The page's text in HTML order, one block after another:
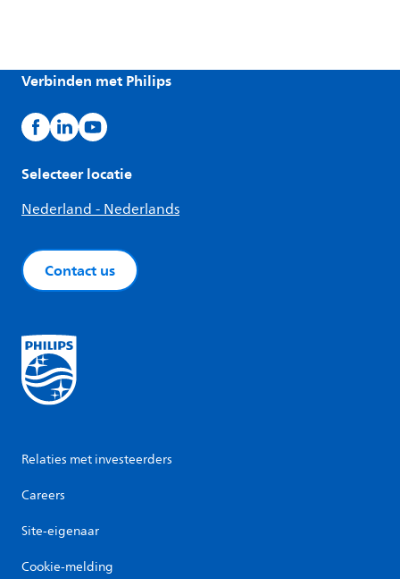
Verbinden met Philips
Selecteer locatie
Nederland - Nederlands
Contact us
Relaties met investeerders
Careers
Site-eigenaar
Cookie-melding